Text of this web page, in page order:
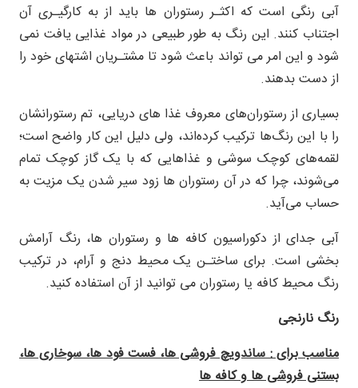
آبى رنگى است كه اكثـر رستوران ها بايد از به كارگيـرى آن
اجتناب كنند. اين رنگ به طور طبيعى در مواد غذايى يافت نمى
شود و اين امر مى تواند باعث شود تا مشتـريان اشتهاى خود را
از دست بدهند.
بسیاری از رستوران‌های معروف غذا های دریایی، تم رستورانشان
را با این رنگ‌ها ترکیب کرده‌اند، ولی دلیل این کار واضح است؛
لقمه‌های کوچک سوشی و غذاهایی که با یک گاز کوچک تمام
می‌شوند، چرا که در آن رستوران ها زود سیر شدن یک مزیت به
حساب می‌آید.
آبی جدای از دکوراسیون کافه ها و رستوران ها، رنگ آرامش
بخشی است. برای ساختـن یک محیط دنج و آرام، در ترکیب
رنگ محیط کافه یا رستوران می توانید از آن استفاده کنید.
رنگ نارنجی
مناسب برای : ساندویچ فروشی ها، فست فود ها، سوخاری ها،
بستنی فروشی ها و کافه ها